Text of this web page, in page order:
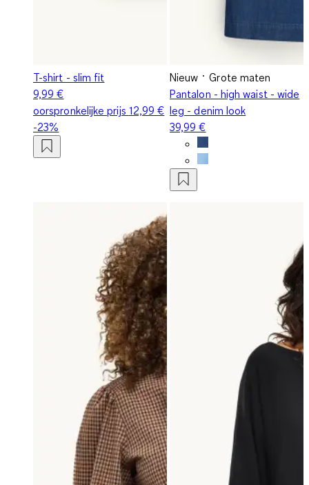
T-shirt - slim fit
9,99 €
oorspronkelijke prijs 12,99 €
-23%
Nieuw
Grote maten
Pantalon - high waist - wide
leg - denim look
39,99 €